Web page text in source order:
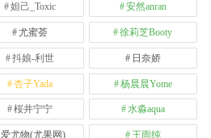
妲己_Toxic 安然anran
尤蜜荟 徐莉芝Booty
抖娘-利世 日奈娇
杏子Yada 杨晨晨Yome
桜井宁宁 水淼aqua
爱尤物(尤果网) 王雨纯